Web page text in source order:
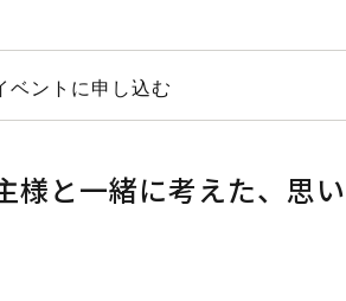
ベントに申し込む
と一緒に考えた、思